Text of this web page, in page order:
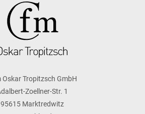
Oskar Tropitzsch GmbH
Zoellner-Str. 1
95615 Marktredwitz